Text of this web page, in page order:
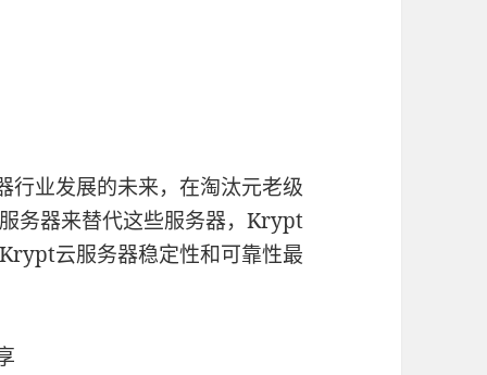
业发展的未来，在淘汰元老级
务器来替代这些服务器，Krypt
云服务器稳定性和可靠性最